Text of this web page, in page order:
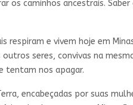
os caminhos ancestrais.
respiram e vivem hoje em
seres, convivas na
tentam nos apagar.
encabeçadas por suas